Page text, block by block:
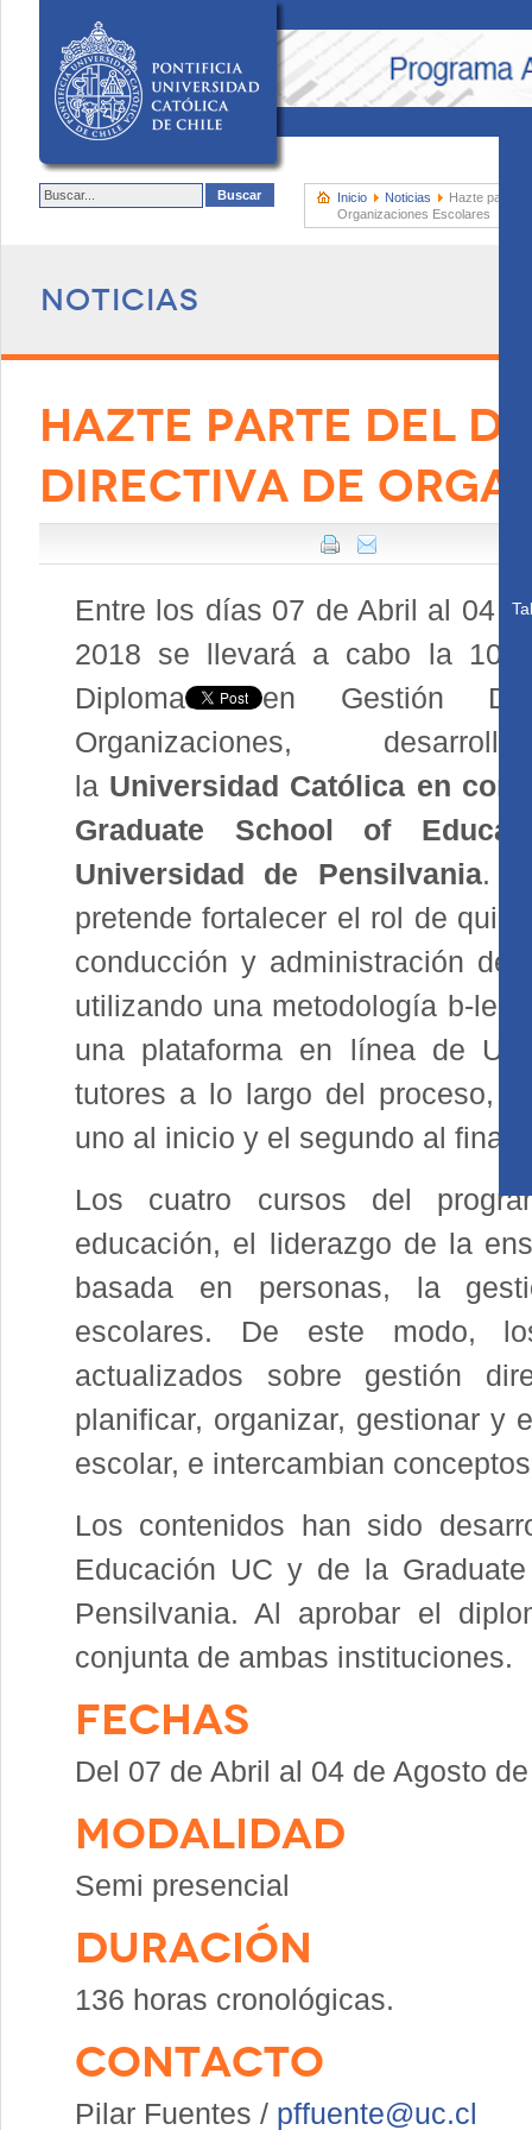
Inicio Noticias
Hazte parte
Organizaciones Escolares
Noticias
HAZTE PARTE DEL
DIRECTIVA DE
Entre los días 07 de Abril al 04
2018 se llevará a cabo la 10ª
Diplomado en Gestión
Organizaciones,
la Universidad Católica en
Graduate School of
Universidad de Pensilvania.
pretende fortalecer el rol de
conducción y administración de
utilizando una metodología b-
una plataforma en línea de
tutores a lo largo del proceso,
uno al inicio y el segundo al final
Los cuatro cursos del
educación, el liderazgo de la
basada en personas, la
escolares. De este modo,
actualizados sobre gestión
planificar, organizar, gestionar y
escolar, e intercambian
Los contenidos han sido
Educación UC y de la
Pensilvania. Al aprobar el
conjunta de ambas instituciones.
FECHAS
Del 07 de Abril al 04 de Agosto
MODALIDAD
Semi presencial
DURACIÓN
136 horas cronológicas.
CONTACTO
Pilar Fuentes / pffuente@uc.cl